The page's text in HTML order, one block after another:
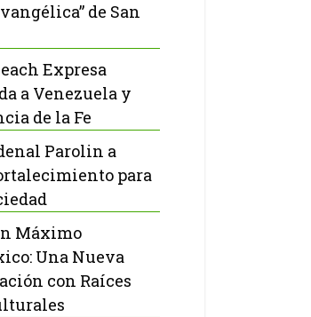
de San
Expresa
a Venezuela y
de la Fe
Parolin a
para
Máximo
Una Nueva
con Raíces